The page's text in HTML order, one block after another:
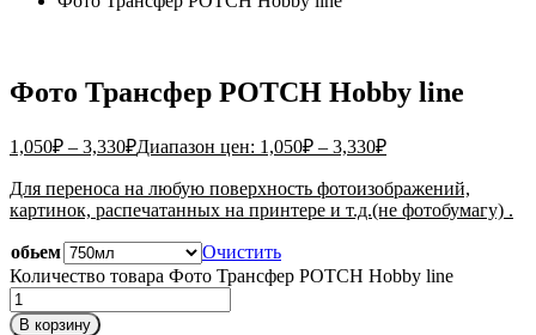
Фото Трансфер POTCH Hobby line
1,050₽ – 3,330₽Диапазон цен: 1,050₽ – 3,330₽
Для переноса на любую поверхность фотоизображений,
картинок, распечатанных на принтере и т.д.(не фотобумагу) .
обьем
Очистить
Количество товара Фото Трансфер POTCH Hobby line
В корзину